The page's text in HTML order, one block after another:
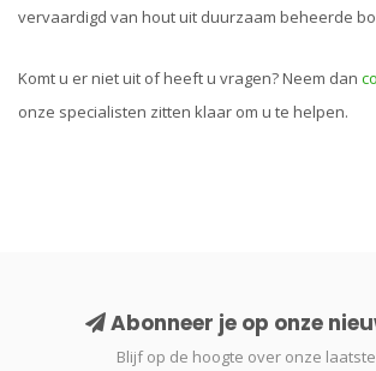
vervaardigd van hout uit duurzaam beheerde
Komt u er niet uit of heeft u vragen? Neem dan
onze specialisten zitten klaar om u te helpen.
Abonneer je op onze
Blijf op de hoogte over onze